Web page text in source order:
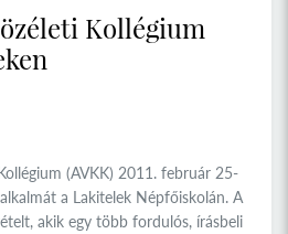
Kollégium
(AVKK) 2011. február 25-
a Lakitelek Népfőiskolán. A
akik egy több fordulós, írásbeli